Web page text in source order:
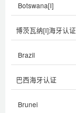
Botswana[I]
博茨瓦纳[I]海牙认证
Brazil
巴西海牙认证
Brunei